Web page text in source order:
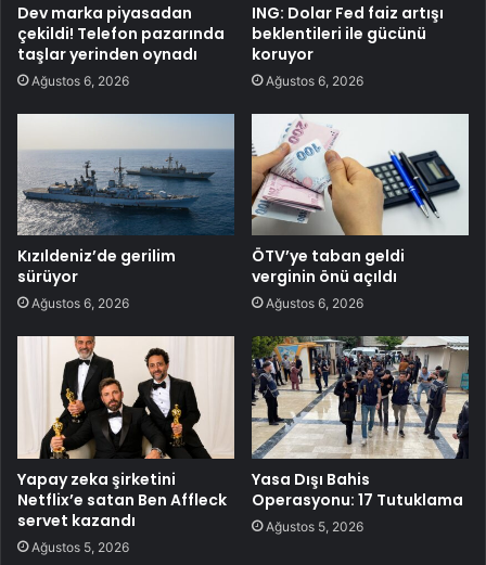
Dev marka piyasadan
çekildi! Telefon pazarında
taşlar yerinden oynadı
Ağustos 6, 2026
ING: Dolar Fed faiz artışı
beklentileri ile gücünü
koruyor
Ağustos 6, 2026
Kızıldeniz’de gerilim
sürüyor
Ağustos 6, 2026
ÖTV’ye taban geldi
verginin önü açıldı
Ağustos 6, 2026
Yapay zeka şirketini
Netflix’e satan Ben Affleck
servet kazandı
Ağustos 5, 2026
Yasa Dışı Bahis
Operasyonu: 17 Tutuklama
Ağustos 5, 2026